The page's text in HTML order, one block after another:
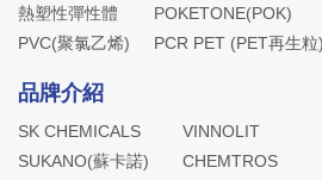
熱塑性彈性體
PVC(聚氯乙烯)
POKETONE(POK)
PCR PET (PET再生粒)
品牌介紹
SK CHEMICALS
SUKANO(蘇卡諾)
VINNOLIT
CHEMTROS